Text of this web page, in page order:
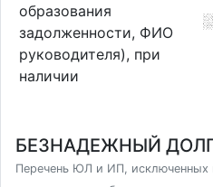
образования
задолженности, ФИО
руководителя), при
наличии
БЕЗНАДЕЖНЫЙ
Перечень ЮЛ и ИП, исключенных